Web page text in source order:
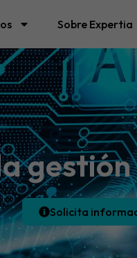
Sobre Expertia
Solicita